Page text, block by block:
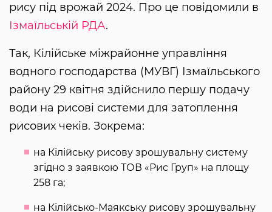
рису під врожай 2024. Про це повідомили в
Ізмаїльській РДА.
Так, Кілійське міжрайонне управління
водного господарства (МУВГ) Ізмаїльського
району 29 квітня здійснило першу подачу
води на рисові системи для затоплення
рисових чеків. Зокрема:
на Кілійську рисову зрошувальну систему
згідно з заявкою ТОВ «Рис Груп» на площу
258 га;
на Кілійсько-Маякську рисову зрошувальну